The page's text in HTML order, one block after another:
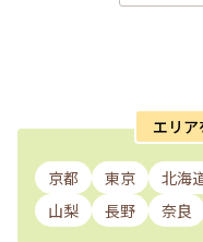
エリ
京都 東京 北海
山梨
長野 奈良